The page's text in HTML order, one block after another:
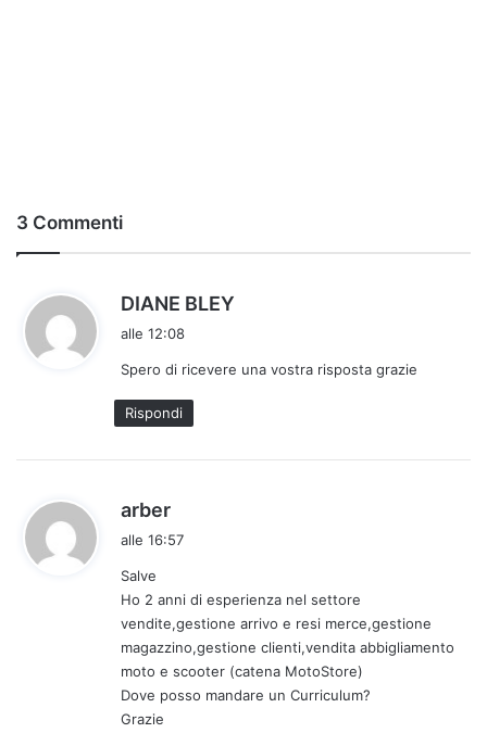
3 Commenti
DIANE BLEY
e
alle 12:08
Spero di ricevere una vostra risposta grazie
Rispondi
arber
a
t
t
o
:
alle 16:57
Salve
Ho 2 anni di esperienza nel settore
vendite,gestione arrivo e resi merce,gestione
magazzino,gestione clienti,vendita abbigliamento
moto e scooter (catena MotoStore)
Dove posso mandare un Curriculum?
Grazie